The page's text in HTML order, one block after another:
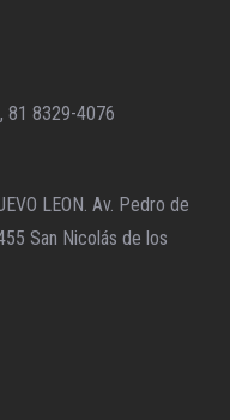
81 8329-4076
LEON. Av. Pedro de
San Nicolás de los